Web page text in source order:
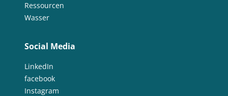
Ressourcen
Wasser
Social Media
LinkedIn
facebook
Instagram